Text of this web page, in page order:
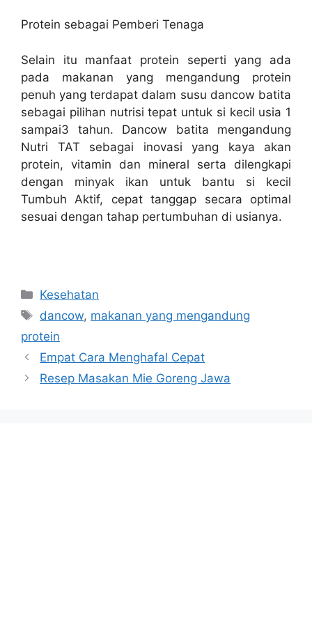
Protein sebagai Pemberi Tenaga
Selain itu manfaat protein seperti yang ada
pada makanan yang mengandung protein
penuh yang terdapat dalam susu dancow batita
sebagai pilihan nutrisi tepat untuk si kecil usia 1
sampai3 tahun. Dancow batita mengandung
Nutri TAT sebagai inovasi yang kaya akan
protein, vitamin dan mineral serta dilengkapi
dengan minyak ikan untuk bantu si kecil
Tumbuh Aktif, cepat tanggap secara optimal
sesuai dengan tahap pertumbuhan di usianya.
Categories
Kesehatan
Tags
dancow, makanan yang mengandung
protein
Empat Cara Menghafal Cepat
Resep Masakan Mie Goreng Jawa